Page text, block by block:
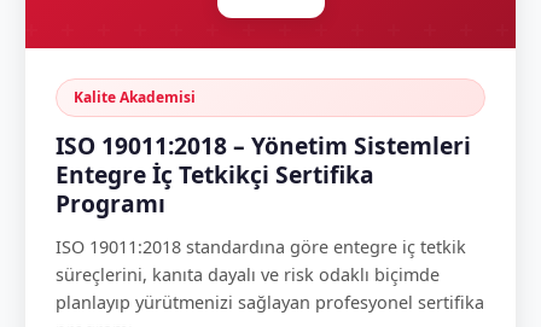
Kalite Akademisi
ISO 19011:2018 – Yönetim Sistemleri
Entegre İç Tetkikçi Sertifika
Programı
ISO 19011:2018 standardına göre entegre iç tetkik
süreçlerini, kanıta dayalı ve risk odaklı biçimde
planlayıp yürütmenizi sağlayan profesyonel sertifika